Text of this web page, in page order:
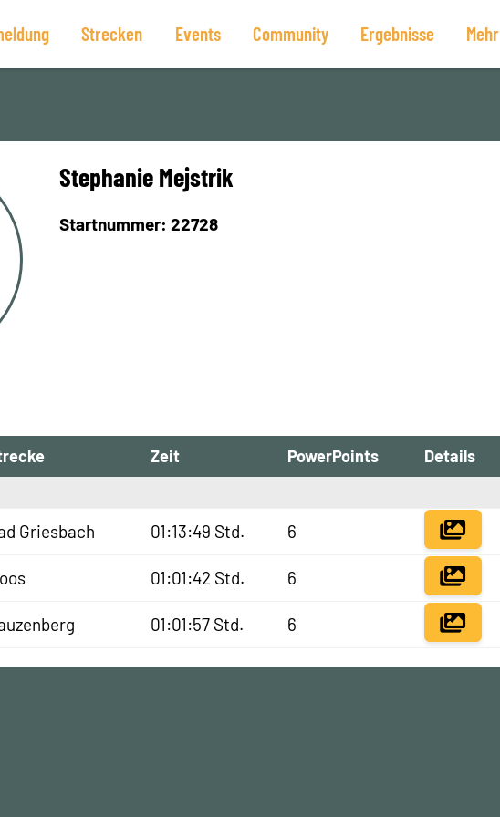
Strecken Events Community Ergebnisse Mehr
Stephanie Mejstrik
Startnummer: 22728
Zeit PowerPoints Details
Griesbach 01:13:49 Std. 6
01:01:42 Std. 6
01:01:57 Std. 6